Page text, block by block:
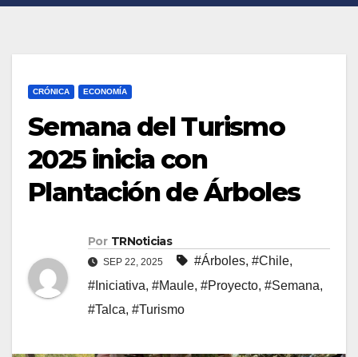
CRÓNICA ECONOMÍA
Semana del Turismo
2025 inicia con
Plantación de Árboles
Por TRNoticias
SEP 22, 2025 #Árboles, #Chile,
#Iniciativa, #Maule, #Proyecto, #Semana,
#Talca, #Turismo